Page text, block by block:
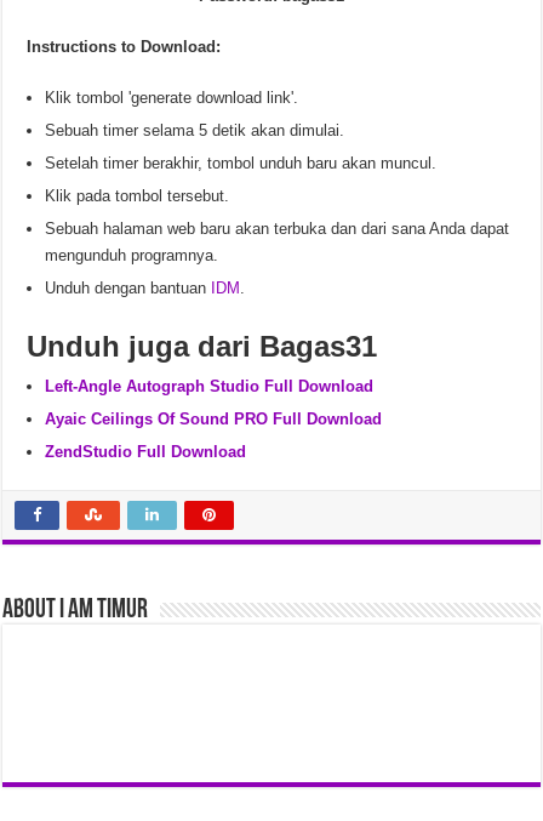
Instructions to Download:
Klik tombol 'generate download link'.
Sebuah timer selama 5 detik akan dimulai.
Setelah timer berakhir, tombol unduh baru akan muncul.
Klik pada tombol tersebut.
Sebuah halaman web baru akan terbuka dan dari sana Anda dapat
mengunduh programnya.
Unduh dengan bantuan IDM
Unduh juga dari Bagas31
Left-Angle Autograph Studio Full Download
Ayaic Ceilings Of Sound PRO Full Download
ZendStudio Full Download
About I am Timur